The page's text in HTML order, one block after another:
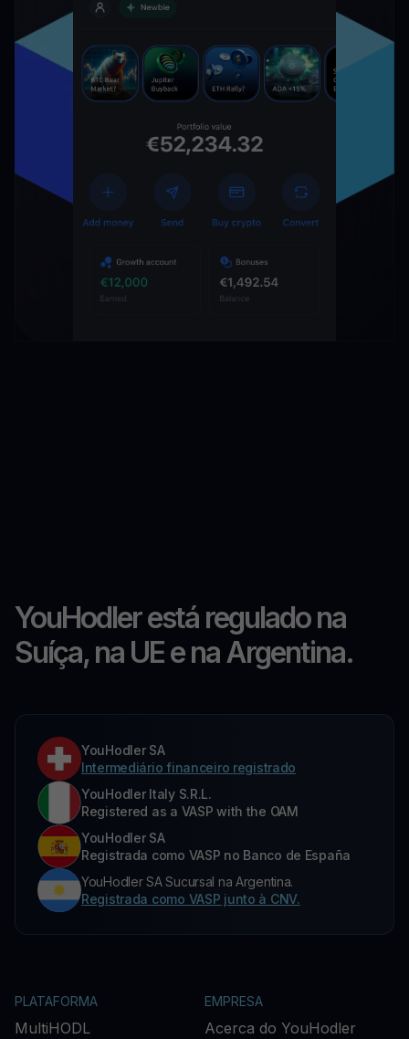
YouHodler está regulado na
Suíça, na UE e na Argentina.
YouHodler SA
Intermediário financeiro registrado
YouHodler Italy S.R.L.
Registered as a VASP with the OAM
YouHodler SA
Registrada como VASP no Banco de España
YouHodler SA Sucursal na Argentina.
Registrada como VASP junto à CNV.
PLATAFORMA
MultiHODL
EMPRESA
Acerca do YouHodler